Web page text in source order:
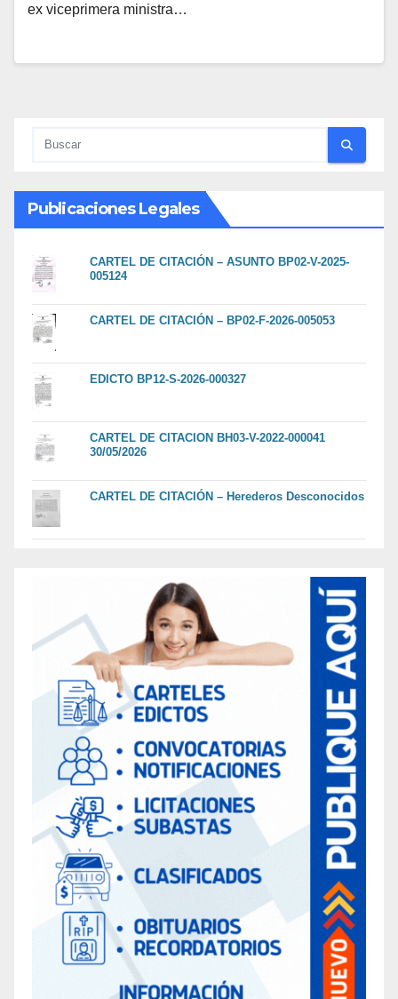
ex viceprimera ministra…
Publicaciones Legales
CARTEL DE CITACIÓN – ASUNTO BP02-V-2025-
005124
CARTEL DE CITACIÓN – BP02-F-2026-005053
EDICTO BP12-S-2026-000327
CARTEL DE CITACION BH03-V-2022-000041
30/05/2026
CARTEL DE CITACIÓN – Herederos Desconocidos